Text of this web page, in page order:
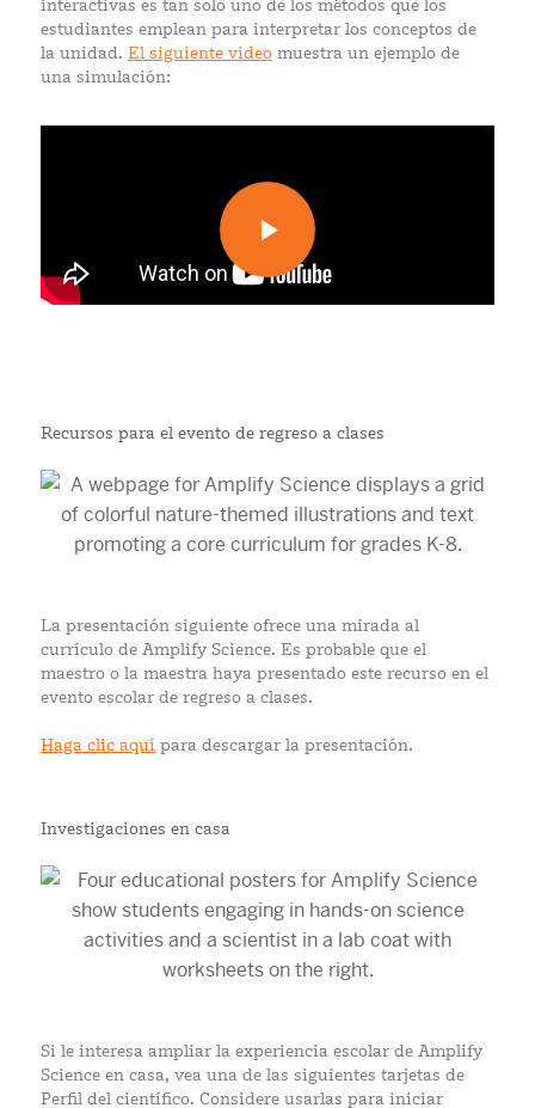
interactivas es tan solo uno de los métodos que los
estudiantes emplean para interpretar los conceptos de
la unidad. El siguiente video muestra un ejemplo de
una simulación:
Recursos para el evento de regreso a clases
La presentación siguiente ofrece una mirada al
currículo de Amplify Science. Es probable que el
maestro o la maestra haya presentado este recurso en el
evento escolar de regreso a clases.
Haga clic aquí para descargar la presentación.
Investigaciones en casa
Si le interesa ampliar la experiencia escolar de Amplify
Science en casa, vea una de las siguientes tarjetas de
Perfil del científico. Considere usarlas para iniciar